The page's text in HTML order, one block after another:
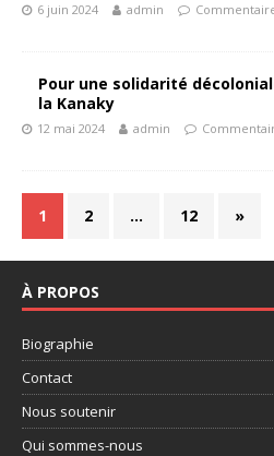
6 juin 2024 admin
Pour une solidarité
la Kanaky
12 mai 2024 admin
1 2 … 12 »
À PROPOS
Biographie
Contact
Nous soutenir
Qui sommes-nous